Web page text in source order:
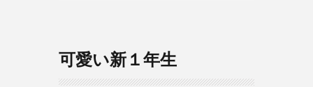
可愛い新１年生